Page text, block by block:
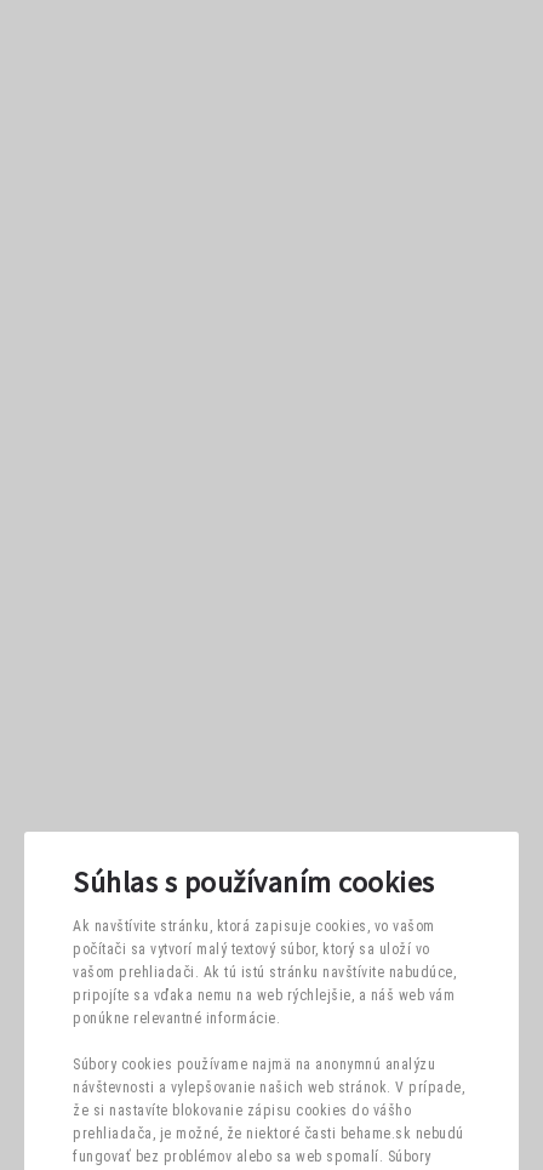
Súhlas s používaním cookies
Ak navštívite stránku, ktorá zapisuje cookies, vo vašom
počítači sa vytvorí malý textový súbor, ktorý sa uloží vo
vašom prehliadači. Ak tú istú stránku navštívite nabudúce,
pripojíte sa vďaka nemu na web rýchlejšie, a náš web vám
ponúkne relevantné informácie.
Súbory cookies používame najmä na anonymnú analýzu
návštevnosti a vylepšovanie našich web stránok. V prípade,
že si nastavíte blokovanie zápisu cookies do vášho
prehliadača, je možné, že niektoré časti behame.sk nebudú
fungovať bez problémov alebo sa web spomalí. Súbory